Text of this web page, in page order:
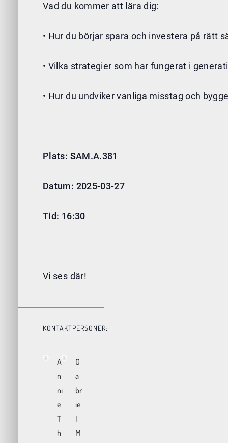
Vad du kommer att lära dig:
• Hur du börjar spara och investera på rätt
• Vilka strategier som har fungerat i
• Hur du undviker vanliga misstag och
Plats: SAM.A.381
Datum: 2025-03-27
Tid: 16:30
Vi ses där!
KONTAKTPERSONER:
A
n
ni
e
T
h
G
a
br
ie
l
M